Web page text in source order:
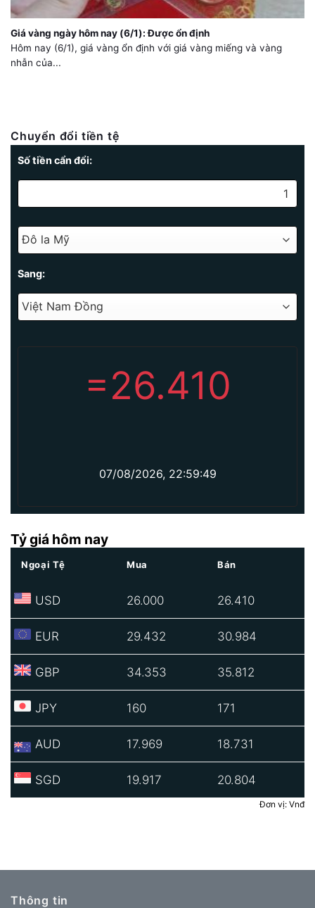
Giá vàng ngày hôm nay (6/1): Được ổn định
Hôm nay (6/1), giá vàng ổn định với giá vàng miếng và vàng
nhẫn của...
Chuyển đổi tiền tệ
Số tiền cẩn đổi:
Sang:
=26.410
07/08/2026, 22:59:49
Tỷ giá hôm nay
Ngoại Tệ Mua Bán
USD 26.000 26.410
EUR 29.432 30.984
GBP 34.353 35.812
JPY 160 171
AUD 17.969 18.731
SGD 19.917 20.804
Đơn vị: Vnđ
Thông tin